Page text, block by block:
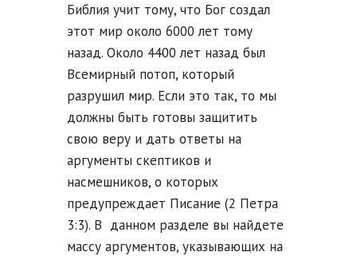
Библия учит тому, что Бог создал
этот мир около 6000 лет тому
назад. Около 4400 лет назад был
Всемирный потоп, который
разрушил мир. Если это так, то мы
должны быть готовы защитить
свою веру и дать ответы на
аргументы скептиков и
насмешников, о которых
предупреждает Писание (2 Петра
3:3). В данном разделе вы найдете
массу аргументов, указывающих на